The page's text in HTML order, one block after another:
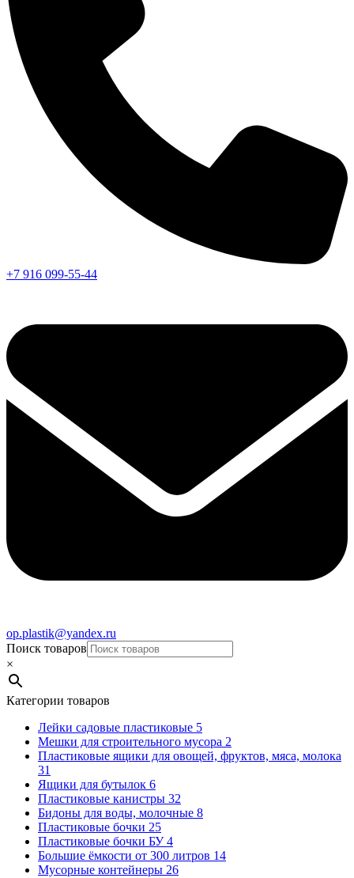
+7 916 099-55-44
op.plastik@yandex.ru
Поиск товаров
×
Категории товаров
Лейки садовые пластиковые 5
Мешки для строительного мусора 2
Пластиковые ящики для овощей, фруктов, мяса, молока
31
Ящики для бутылок 6
Пластиковые канистры 32
Бидоны для воды, молочные 8
Пластиковые бочки 25
Пластиковые бочки БУ4
Большие ёмкости от 300 литров 14
Мусорные контейнеры 26